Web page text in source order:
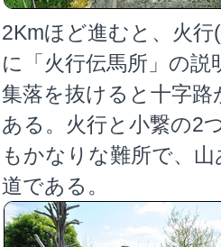
2Kmほど進むと、火
に「火行伝馬所」の
集落を抜けると十字
ある。火行と小繋の2
もかなりな難所で、
道である。